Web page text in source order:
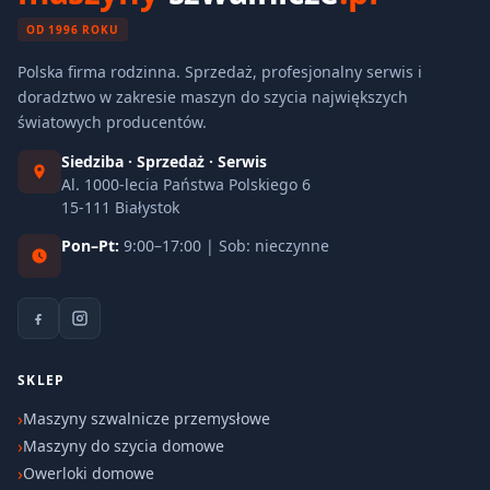
OD 1996 ROKU
Polska firma rodzinna. Sprzedaż, profesjonalny serwis i
doradztwo w zakresie maszyn do szycia największych
światowych producentów.
Siedziba · Sprzedaż · Serwis
Al. 1000-lecia Państwa Polskiego 6
15-111 Białystok
Pon–Pt: 9:00–17:00 | Sob: nieczynne
SKLEP
Maszyny szwalnicze przemysłowe
Maszyny do szycia domowe
Owerloki domowe